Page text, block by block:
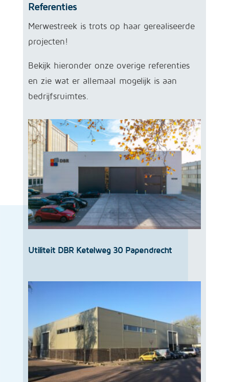
Referenties
Merwestreek is trots op haar gerealiseerde
projecten!
Bekijk hieronder onze overige referenties
en zie wat er allemaal mogelijk is aan
bedrijfsruimtes.
Utiliteit DBR Ketelweg 30 Papendrecht